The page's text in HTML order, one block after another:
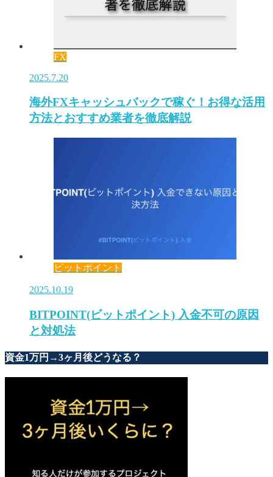
FX
2025.7.20
海外FXキャッシュバックで稼ぐ！お得な活用
方法とおすすめ業者を徹底解説
ビットポイント
2025.10.19
BITPOINT(ビットポイント) 入金不可の原因
と対処法
資金1万円→3ヶ月後どうなる？